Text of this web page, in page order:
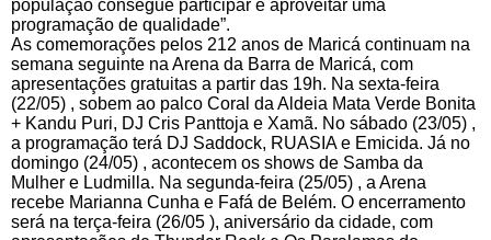
população consegue participar e aproveitar uma
programação de qualidade”.
As comemorações pelos 212 anos de Maricá continuam na
semana seguinte na Arena da Barra de Maricá, com
apresentações gratuitas a partir das 19h. Na sexta-feira
(22/05) , sobem ao palco Coral da Aldeia Mata Verde Bonita
+ Kandu Puri, DJ Cris Panttoja e Xamã. No sábado (23/05) ,
a programação terá DJ Saddock, RUASIA e Emicida. Já no
domingo (24/05) , acontecem os shows de Samba da
Mulher e Ludmilla. Na segunda-feira (25/05) , a Arena
recebe Marianna Cunha e Fafá de Belém. O encerramento
será na terça-feira (26/05 ), aniversário da cidade, com